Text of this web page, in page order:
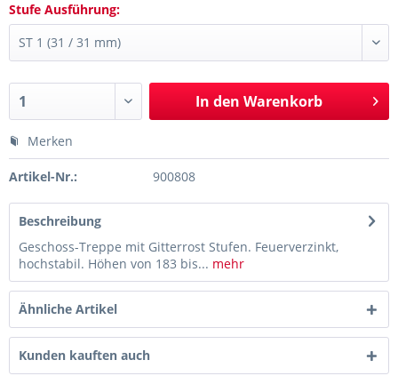
Stufe Ausführung:
In den Warenkorb
Merken
Artikel-Nr.: 900808
Beschreibung
Geschoss-Treppe mit Gitterrost Stufen. Feuerverzinkt,
hochstabil. Höhen von 183 bis... mehr
Ähnliche Artikel
Kunden kauften auch